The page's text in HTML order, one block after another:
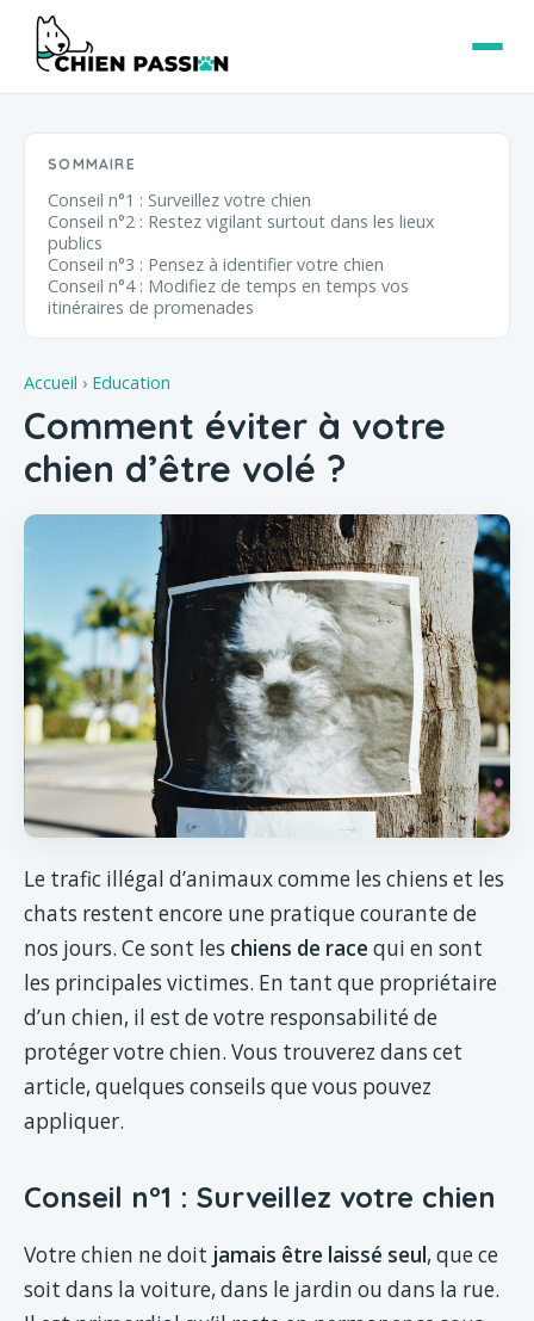
Accueil › Education
Comment éviter à votre
chien d’être volé ?
Le trafic illégal d’animaux comme les chiens et les
chats restent encore une pratique courante de
nos jours. Ce sont les chiens de race qui en sont
les principales victimes. En tant que propriétaire
d’un chien, il est de votre responsabilité de
protéger votre chien. Vous trouverez dans cet
article, quelques conseils que vous pouvez
appliquer.
Conseil n°1 : Surveillez votre chien
Votre chien ne doit jamais être laissé seul, que ce
soit dans la voiture, dans le jardin ou dans la rue.
SOMMAIRE
Conseil n°1 : Surveillez votre chien
Conseil n°2 : Restez vigilant surtout dans les lieux
publics
Conseil n°3 : Pensez à identifier votre chien
Conseil n°4 : Modifiez de temps en temps vos
itinéraires de promenades